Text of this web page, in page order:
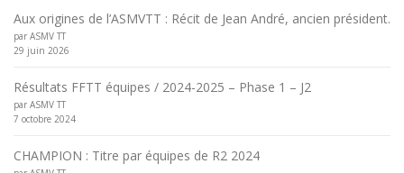
Aux origines de l’ASMVTT : Récit de Jean André, ancien président.
par ASMV TT
29 juin 2026
Résultats FFTT équipes / 2024-2025 – Phase 1 – J2
par ASMV TT
7 octobre 2024
CHAMPION : Titre par équipes de R2 2024